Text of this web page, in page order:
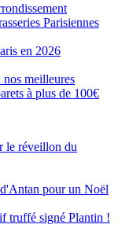
Parisiennes
en 2026
meilleures
à plus de 100€
le réveillon du
pour un Noël
truffé signé Plantin !